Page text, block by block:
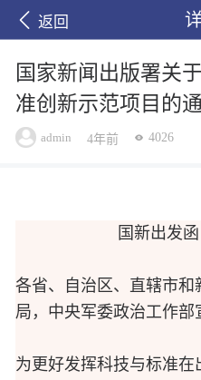
返回
国家新闻出版署关
准创新示范项目的
admin 4年前 4026
国新出发
各省、自治区、直辖市
局，中央军委政治工作部
为更好发挥科技与标准